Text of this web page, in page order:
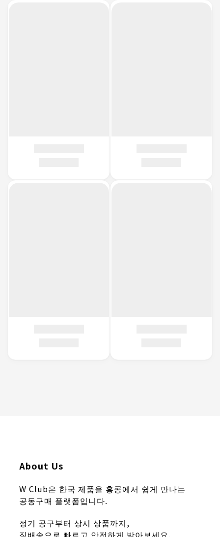
About Us
W Club은 한국 제품을 홍콩에서 쉽게 만나는
공동구매 플랫폼입니다.
정기 공구부터 상시 상품까지,
직배송으로 빠르고 안전하게 받아보세요.